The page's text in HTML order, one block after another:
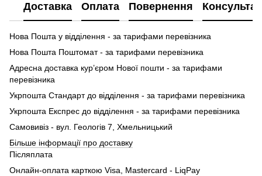
Доставка Оплата Повернення
Нова Пошта у відділення - за тарифами перевізника
Нова Пошта Поштомат - за тарифами перевізника
Адресна доставка кур’єром Нової пошти - за тарифами
перевізника
Укрпошта Стандарт до відділення - за тарифами перевізника
Укрпошта Експрес до відділення - за тарифами перевізника
Самовивіз - вул. Геологів 7, Хмельницький
Більше інформації про доставку
Післяплата
Онлайн-оплата карткою Visa, Mastercard - LiqPay